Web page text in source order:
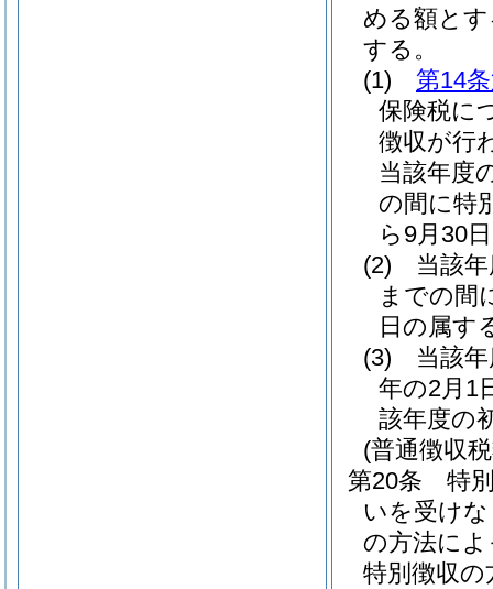
める額と
する。
(1)
第14
保険税に
徴収が行
当該年度
の間に特
ら9月30
(2)
当該
までの間
日の属す
(3)
当該
年の2月1
該年度の
(普通徴収
第20条
特
いを受け
の方法に
特別徴収